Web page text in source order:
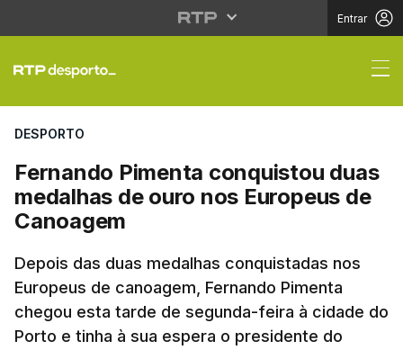
Entrar
Fernando Pimenta
DESPORTO
Fernando Pimenta conquistou duas
medalhas de ouro nos Europeus de
Canoagem
Depois das duas medalhas conquistadas nos
Europeus de canoagem, Fernando Pimenta
chegou esta tarde de segunda-feira à cidade do
Porto e tinha à sua espera o presidente do